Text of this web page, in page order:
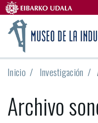
Inicio Investigación
Archivo